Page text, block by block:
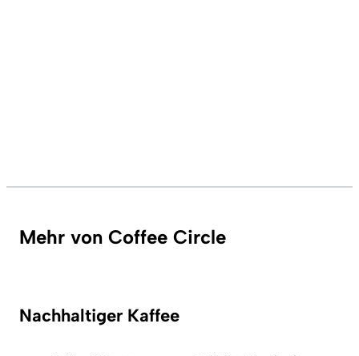
Mehr von Coffee Circle
Nachhaltiger Kaffee